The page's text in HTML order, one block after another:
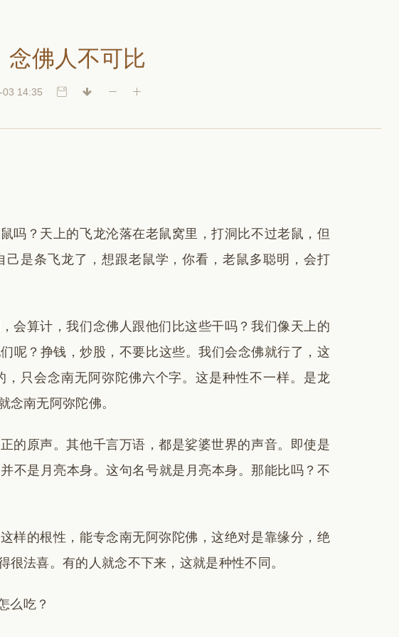
念佛人不可比
03 14:35
吗？天上的飞龙沦落在老鼠窝里，打洞比不过老鼠，但
是条飞龙了，想跟老鼠学，你看，老鼠多聪明，会打
会算计，我们念佛人跟他们比这些干吗？我们像天上的
呢？挣钱，炒股，不要比这些。我们会念佛就行了，这
只会念南无阿弥陀佛六个字。这是种性不一样。是龙
念南无阿弥陀佛。
的原声。其他千言万语，都是娑婆世界的声音。即使是
不是月亮本身。这句名号就是月亮本身。那能比吗？不
样的根性，能专念南无阿弥陀佛，这绝对是靠缘分，绝
法喜。有的人就念不下来，这就是种性不同。
么吃？